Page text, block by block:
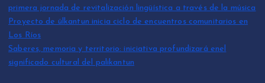
primera jornada de revitalización lingüística a través de la música
Proyecto de ülkantun inicia ciclo de encuentros comunitarios en
Los Ríos
Saberes, memoria y territorio: iniciativa profundizará enel
significado cultural del palikantun